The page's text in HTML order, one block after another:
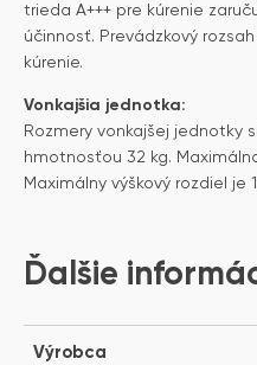
trieda A+++ pre kúrenie
účinnosť. Prevádzkový
kúrenie.
Vonkajšia jednotka:
Rozmery vonkajšej jednotky
hmotnosťou 32 kg.
Maximálny výškový rozdiel je
Ďalšie
Výrobca